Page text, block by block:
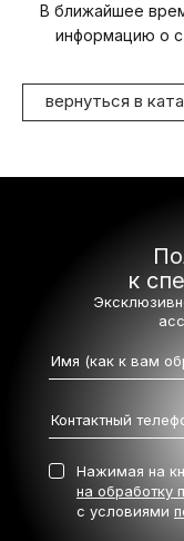
В ближайшее
информацию о
вернуться в
к
Нажимая на
на обработку
с условиями